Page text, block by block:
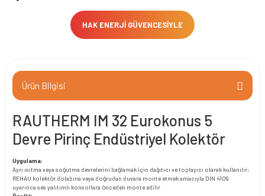
HAK ENERJİ GÜVENCESİYLE
Ürün Bilgisi
RAUTHERM IM 32 Eurokonus 5
Devre Pirinç Endüstriyel Kolektör
Uygulama:
Ayrı ısıtma veya soğutma devrelerini bağlamak için dağıtıcı ve toplayıcı olarak kullanılır;
REHAU kolektör dolabına veya doğrudan duvara monte etmek amacıyla DIN 4109
uyarınca ses yalıtımlı konsollara önceden monte edilir